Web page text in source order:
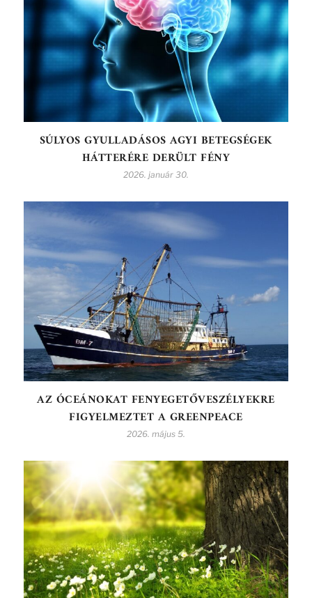
SÚLYOS GYULLADÁSOS AGYI BETEGSÉGEK
HÁTTERÉRE DERÜLT FÉNY
2026. január 30.
AZ ÓCEÁNOKAT FENYEGETŐVESZÉLYEKRE
FIGYELMEZTET A GREENPEACE
2026. május 5.